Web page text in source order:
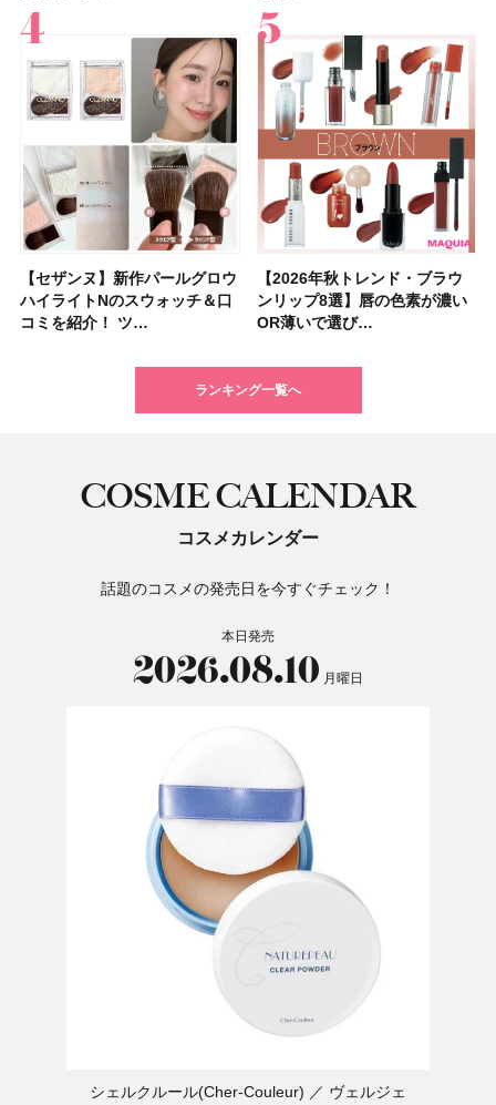
【セザンヌ】新作パールグロウ
ハイライトNのスウォッチ＆口
コミを紹介！ ツ…
【2026年秋トレンド・ブラウ
ンリップ8選】唇の色素が濃い
OR薄いで選び…
【クリスマスコフレ2026】ク
リニークのホリデーコフレを一
挙紹介！ 人気…
【クリスマスコフレ2026】ポ
ーラ「B.A」から、冬の特別コ
フレ2種が登…
【2026年秋トレンド・ブラウ
ンリップ8選】唇の色素が濃い
OR薄いで選び…
【2026年最新】落ちないアイ
ブロウおすすめ18選！ 汗に強
い眉ペンシル…
【クリスマスコフレ2026】ハ
ウス オブ ローゼは今年もムー
ミンとの限定…
【ニベア】美容液リップクリー
ム＆ボディスクラブが新登場！
大人気の色付き…
【石井美保さんのおすすめお菓
子＆お茶10選】手土産にもぴっ
たり
【美容系・伊能忠敬界隈】上西
星来さんは5年間1日1万歩を継
続！ 歩くとき…
【最新】髪のうねり・広がり・
くせ毛におすすめのシャンプー
17選
【2026年夏】小顔に見えるボ
ブの髪型37選！ レイヤー・切
りっぱなしな…
【読者プレゼント】羽の見えな
いハンディファン
「baramood」を3名様…
【2026年8月の一粒万倍日】お
すすめの開運コスメ＆美容アイ
テム10選！
【セザンヌ】「ブライトカラー
シーラー」新色グリーンが8/7
に発売｜既存色…
【ルナソルアイシャドウ】アイ
カラーレーションN新色・限定
色をイエベ・ブ…
ランキング一覧へ
COSME CALENDAR
コスメカレンダー
話題のコスメの発売日を今すぐチェック！
本日発売
2026.08.10 月曜日
シェルクルール(Cher-Couleur)
ヴェルジェ